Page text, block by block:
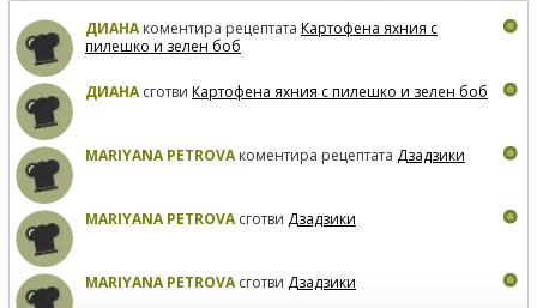
ДИАНАкоментира рецептата Картофена яхния с
пилешко и зелен боб
ДИАНАсготви Картофена яхния с пилешко и зелен боб
MARIYANA PETROVAкоментира рецептата Дзадзики
MARIYANA PETROVAсготви Дзадзики
MARIYANA PETROVAсготви Дзадзики